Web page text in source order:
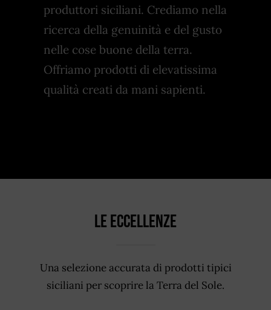
produttori siciliani. Crediamo nella
ricerca della genuinità e del gusto
nelle cose buone della terra.
Offriamo prodotti di elevatissima
qualità creati da mani sapienti.
Le Eccellenze
Una selezione accurata di prodotti tipici
siciliani per scoprire la Terra del Sole.